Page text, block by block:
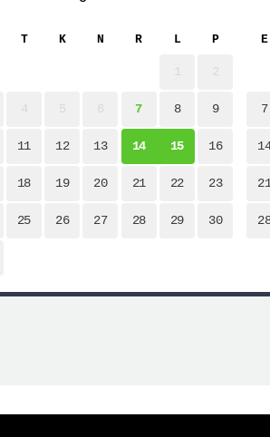
T K N R L P E
1 2
4 5 6 7 8 9
11 12 13 14 15 16
18 19 20 21 22 23
25 26 27 28 29 30
7
e-poest. Mugav,
Qatari lendudele!